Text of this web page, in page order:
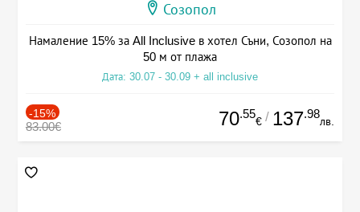
Созопол
Намаление 15% за All Inclusive в хотел Съни, Созопол на
50 м от плажа
Дата: 30.07 - 30.09 + all inclusive
-15%
83.00€ 70.55
€ / 137.98
лв.